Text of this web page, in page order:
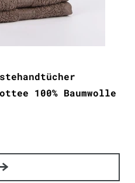
100% Baumwolle